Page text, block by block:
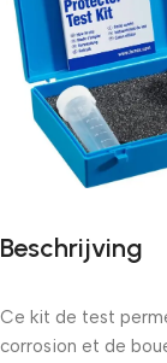
Beschrijving
Ce kit de test
corrosion et de